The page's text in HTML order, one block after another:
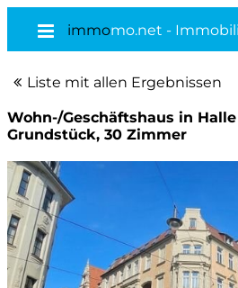
immomo.net -
Liste mit allen Ergebnissen
Wohn-/Geschäftshaus in Halle
Grundstück, 30 Zimmer